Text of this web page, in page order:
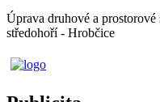
Úprava druhové a
středohoří - Hrobčice